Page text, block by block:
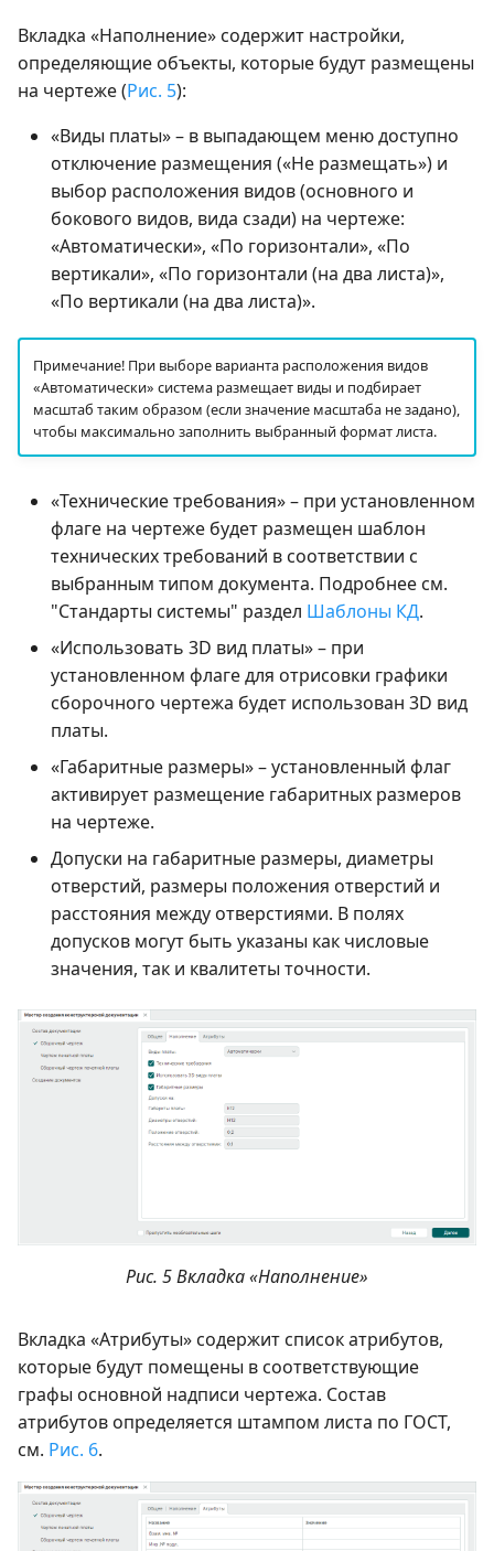
Вкладка «Наполнение» содержит настройки,
определяющие объекты, которые будут размещены
на чертеже (Рис. 5):
«Виды платы» – в выпадающем меню доступно
отключение размещения («Не размещать») и
выбор расположения видов (основного и
бокового видов, вида сзади) на чертеже:
«Автоматически», «По горизонтали», «По
вертикали», «По горизонтали (на два листа)»,
«По вертикали (на два листа)».
Примечание! При выборе варианта расположения видов
«Автоматически» система размещает виды и подбирает
масштаб таким образом (если значение масштаба не задано),
чтобы максимально заполнить выбранный формат листа.
«Технические требования» – при установленном
флаге на чертеже будет размещен шаблон
технических требований в соответствии с
выбранным типом документа. Подробнее см.
"Стандарты системы" раздел Шаблоны КД.
«Использовать 3D вид платы» – при
установленном флаге для отрисовки графики
сборочного чертежа будет использован 3D вид
платы.
«Габаритные размеры» – установленный флаг
активирует размещение габаритных размеров
на чертеже.
Допуски на габаритные размеры, диаметры
отверстий, размеры положения отверстий и
расстояния между отверстиями. В полях
допусков могут быть указаны как числовые
значения, так и квалитеты точности.
Рис. 5 Вкладка «Наполнение»
Вкладка «Атрибуты» содержит список атрибутов,
которые будут помещены в соответствующие
графы основной надписи чертежа. Состав
атрибутов определяется штампом листа по ГОСТ,
см. Рис. 6.